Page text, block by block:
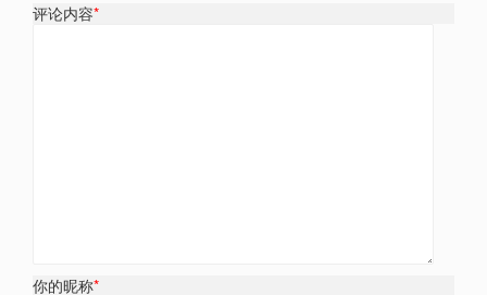
评论内容*
你的昵称*